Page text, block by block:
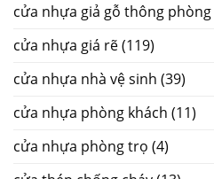
cửa nhựa giả gỗ thông phòng
cửa nhựa giá rẽ(119)
cửa nhựa nhà vệ sinh (39)
cửa nhựa phòng khách (11)
cửa nhựa phòng trọ (4)